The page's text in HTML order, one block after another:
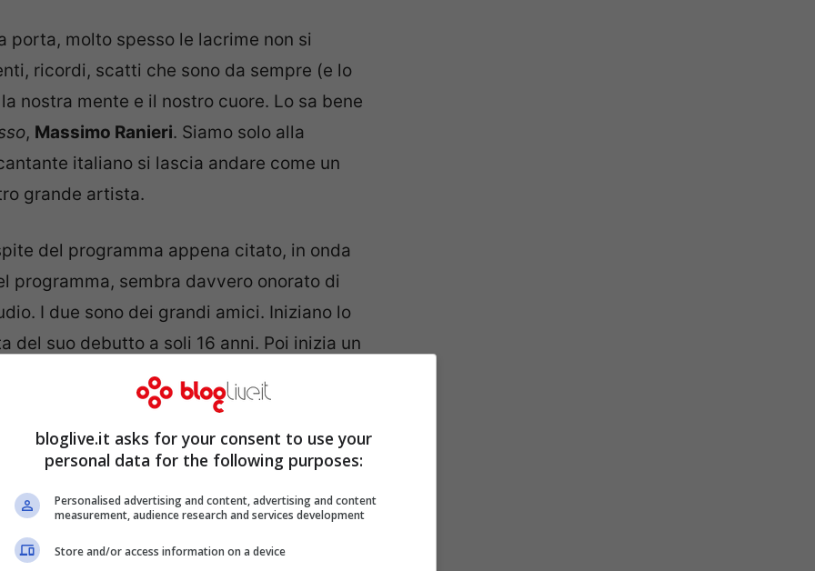
porta, molto spesso le lacrime non si
ricordi, scatti che sono da sempre (e lo
nostra mente e il nostro cuore. Lo sa bene
, Massimo Ranieri. Siamo solo alla
italiano si lascia andare come un
grande artista.
del programma appena citato, in onda
programma, sembra davvero onorato di
I due sono dei grandi amici. Iniziano lo
del suo debutto a soli 16 anni. Poi inizia un
si esibiscono. E qui… arrivano anche
lacrime sono per una
Gregori
bloglive.it asks for your consent to use your
personal data for the following purposes:
Personalised advertising and content, advertising and content
measurement, audience research and services development
Store and/or access information on a device